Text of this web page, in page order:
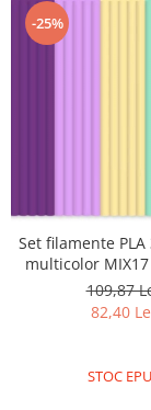
-25%
Set filamente
multicolor
Palette
109,87
82,40
STOC